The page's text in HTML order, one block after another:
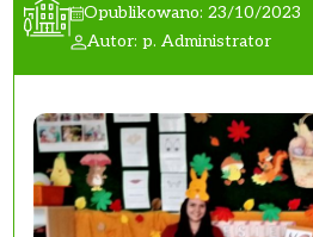
Opublikowano: 23/10/2023
Autor: p. Administrator